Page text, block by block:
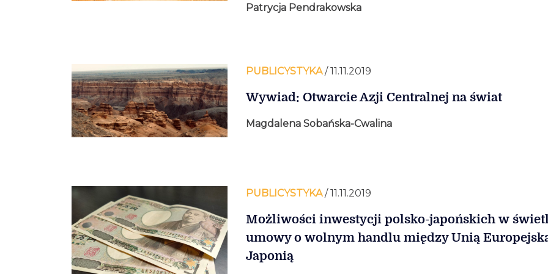
Patrycja Pendrakowska
PUBLICYSTYKA/ 11.11.2019
Wywiad: Otwarcie Azji Centralnej na świat
Magdalena Sobańska-Cwalina
PUBLICYSTYKA/ 11.11.2019
Możliwości inwestycji polsko-japońskich w
umowy o wolnym handlu między Unią
Japonią